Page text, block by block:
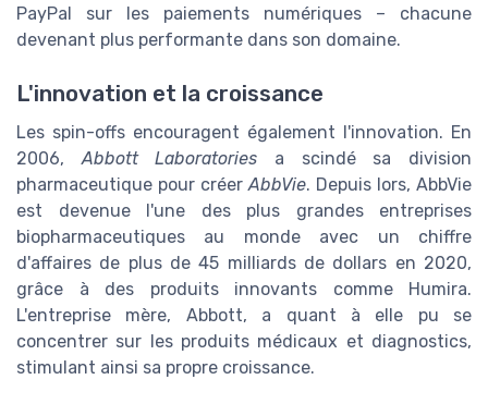
PayPal sur les paiements numériques – chacune
devenant plus performante dans son domaine.
L'innovation et la croissance
Les spin-offs encouragent également l'innovation. En
2006, Abbott Laboratories a scindé sa division
pharmaceutique pour créer AbbVie. Depuis lors, AbbVie
est devenue l'une des plus grandes entreprises
biopharmaceutiques au monde avec un chiffre
d'affaires de plus de 45 milliards de dollars en 2020,
grâce à des produits innovants comme Humira.
L'entreprise mère, Abbott, a quant à elle pu se
concentrer sur les produits médicaux et diagnostics,
stimulant ainsi sa propre croissance.